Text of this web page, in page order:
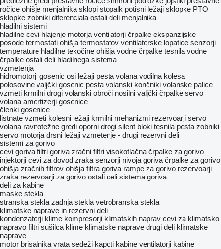
ročice ohišje menjalnika sklopi stopalk potisni ležaji sklopke PTO
sklopke zobniki diferenciala ostali deli menjalnika
hladilni sistemi
hladilne cevi hlajenje motorja ventilatorji črpalke ekspanzijske
posode termostati ohišja termostatov ventilatorske lopatice senzorji
temperature hladilne tekočine ohišja vodne črpalke tesnila vodne
črpalke ostali deli hladilnega sistema
vzmetenja
hidromotorji gosenic osi ležaji pesta volana vodilna kolesa
polosovine valjčki gosenic pesta volanski končniki volanske palice
vzmeti krmilni drogi volanski obroči nosilni valjčki črpalke servo
volana amortizerji gosenice
členki gosenice
listnate vzmeti kolesni ležaji krmilni mehanizmi rezervoarji servo
volana ravnotežne gredi oporni drogi silent bloki tesnila pesta zobniki
servo motorja drsni ležaji vzmetenje - drugi rezervni deli
sistemi za gorivo
cevi goriva filtri goriva zračni filtri visokotlačna črpalke za gorivo
injektorji cevi za dovod zraka senzorji nivoja goriva črpalke za gorivo
ohišja zračnih filtrov ohišja filtra goriva rampe za gorivo rezervoarji
zraka rezervoarji za gorivo ostali deli sistema goriva
deli za kabine
maske stekla
stranska stekla zadnja stekla vetrobranska stekla
klimatske naprave in rezervni deli
kondenzatorji klime kompresorji klimatskih naprav cevi za klimatsko
napravo filtri sušilca klime klimatske naprave drugi deli klimatske
naprave
motor brisalnika vrata sedeži kapoti kabine ventilatorji kabine